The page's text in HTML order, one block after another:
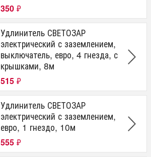
350 ₽
Удлинитель СВЕТОЗАР
электрический с заземлением,
выключатель, евро, 4 гнезда, с
крышками, 8м
515 ₽
Удлинитель СВЕТОЗАР
электрический с заземлением,
евро, 1 гнездо, 10м
555 ₽